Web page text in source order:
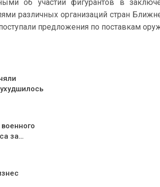
об участии фигурантов в
различных организаций стран
предложения по поставкам
за…